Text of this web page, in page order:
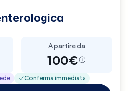
A partire da
100€
Conferma immediata